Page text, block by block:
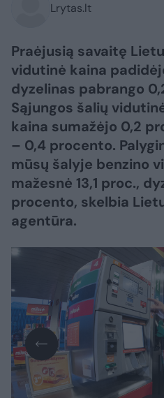
Lrytas.lt
Praėjusią savaitę
vidutinė kaina
dyzelinas pabrango
Sąjungos šalių
kaina sumažėjo 0,2
– 0,4 procento.
mūsų šalyje benzino
mažesnė 13,1 proc.,
procento, skelbia
agentūra.